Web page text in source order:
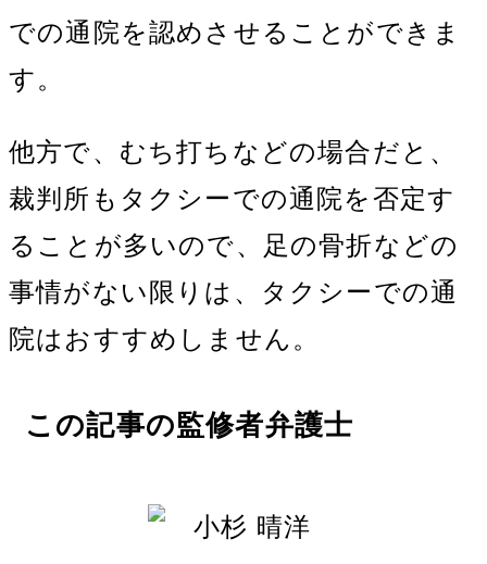
での通院を認めさせることができま
す。
他方で、むち打ちなどの場合だと、
裁判所もタクシーでの通院を否定す
ることが多いので、足の骨折などの
事情がない限りは、タクシーでの通
院はおすすめしません。
この記事の監修者弁護士